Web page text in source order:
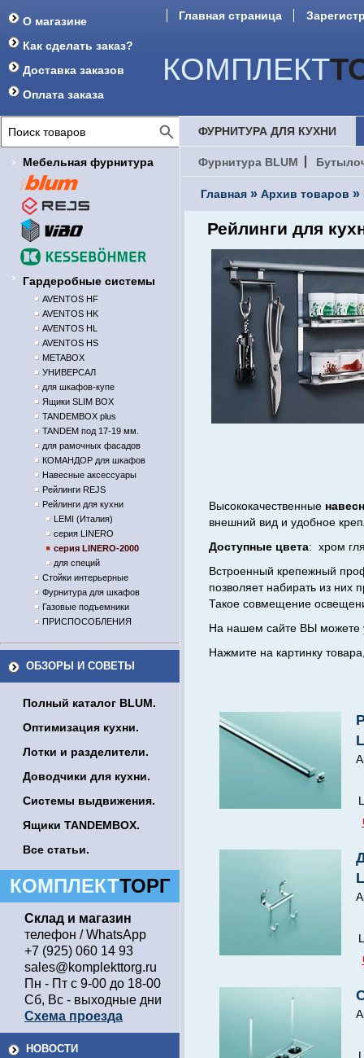
О магазине
Как сделать заказ?
Доставка заказов
Оплата заказа
Главная страница
КОМПЛЕКТ
Мебельная фурнитура
Гардеробные системы
AVENTOS HF
AVENTOS HK
AVENTOS HL
AVENTOS HS
METABOX
УНИВЕРСАЛ
для шкафов-купе
Ящики SLIM BOX
TANDEMBOX plus
TANDEM под 17-19 мм.
для рамочных фасадов
КОМАНДОР для шкафов
Навесные аксессуары
Рейлинги REJS
Рейлинги для кухни
LEMI (Италия)
серия LINERO
серия LINERO-2000
для специй
Стойки интерьерные
Фурнитура для шкафов
Газовые подъемники
ПРИСПОСОБЛЕНИЯ
ОБЗОРЫ И СОВЕТЫ
Полный каталог BLUM.
Оптимизация кухни.
Лотки и разделители.
Доводчики для кухни.
Системы выдвижения.
Ящики TANDEMBOX.
Все статьи.
КОМПЛЕКТТОРГ
Склад и магазин
телефон / WhatsApp
+7 (925) 060 14 93
sales@komplekttorg.ru
Пн - Пт с 9-00 до 18-00
Сб, Вс - выходные дни
Схема проезда
НОВОСТИ
ФУРНИТУРА ДЛЯ КУХНИ
Фурнитура BLUM
Главная » Архив товаров »
Рейлинги для
Высококачественные
внешний вид и удобное
Доступные цвета: хром
Встроенный крепежный
позволяет набирать из них
Такое совмещение
На нашем сайте ВЫ можете
Нажмите на картинку